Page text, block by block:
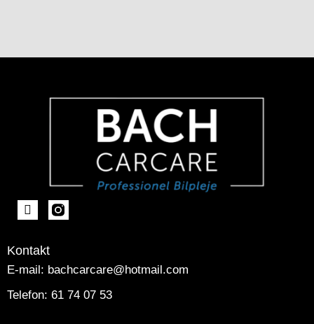
Kontakt
E-mail: bachcarcare@hotmail.com
Telefon: 61 74 07 53